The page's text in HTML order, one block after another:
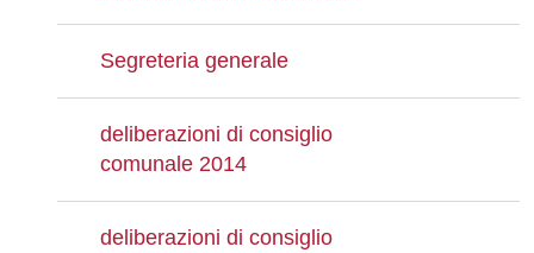
Segreteria generale
deliberazioni di consiglio
comunale 2014
deliberazioni di consiglio